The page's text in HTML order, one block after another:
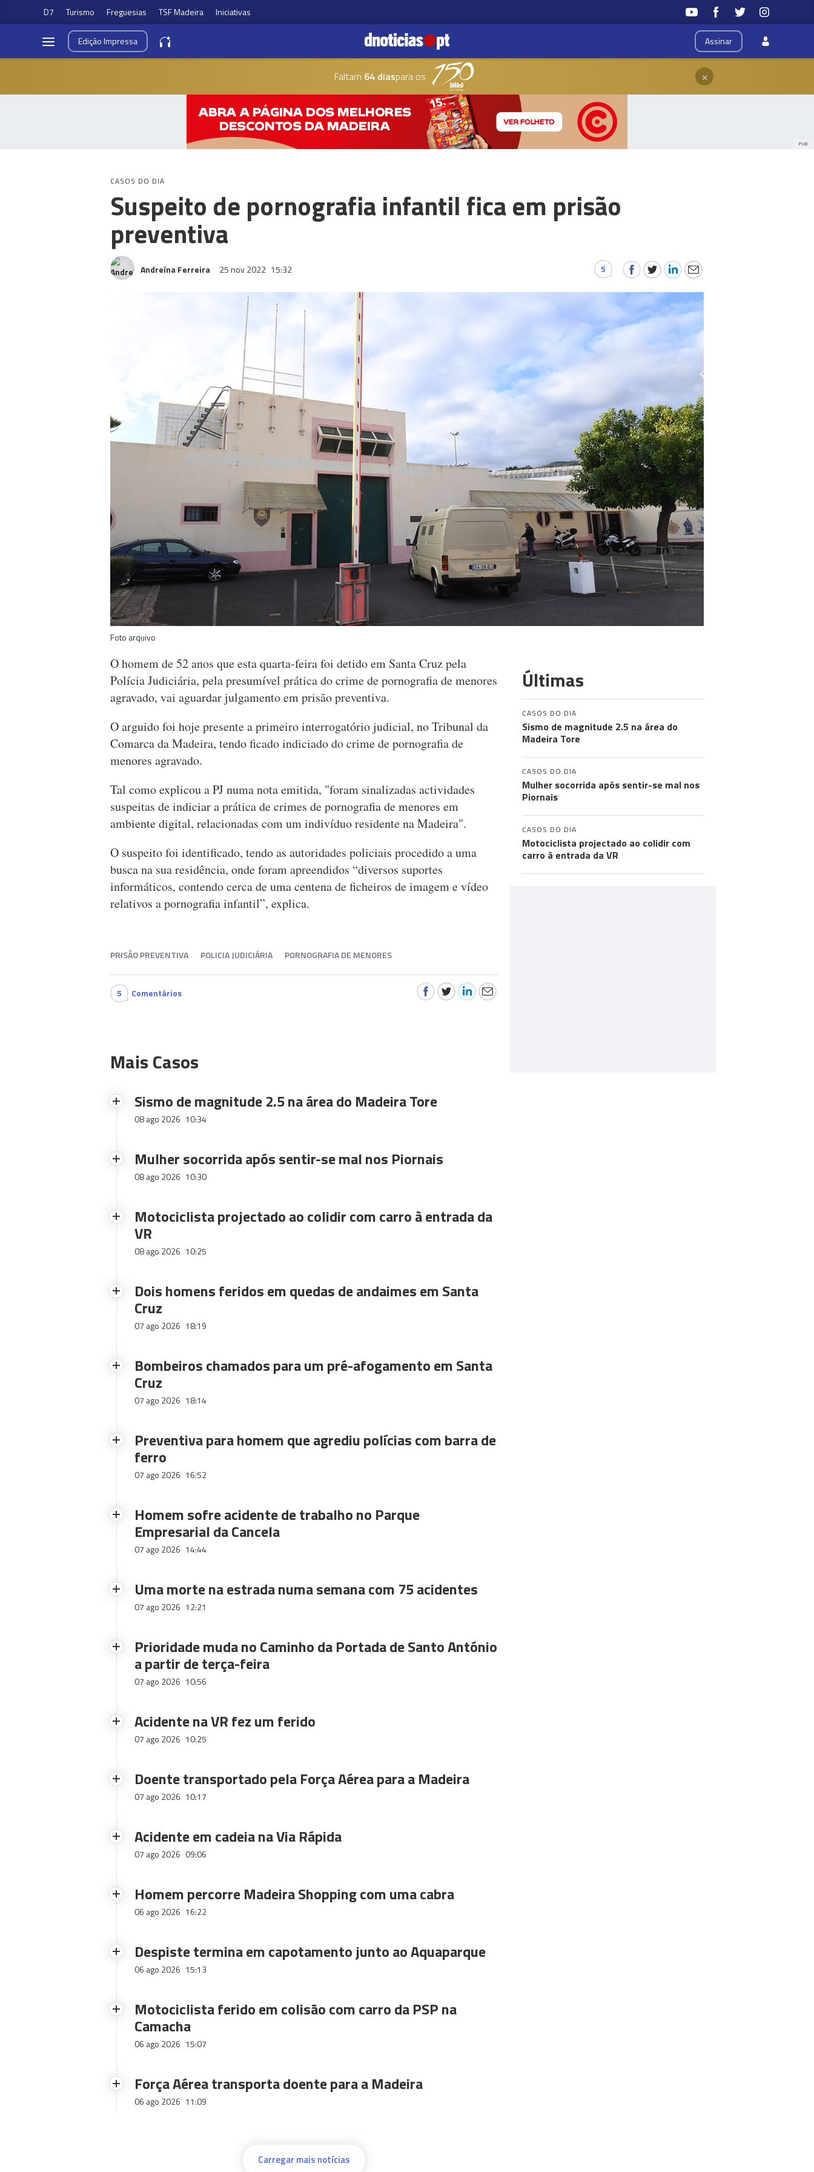
D7 Turismo Freguesias TSF Madeira Iniciativas
Assinar
EdiçãoImpressa
Faltam 64 diaspara os ×
PUB
CASOS DO DIA
Suspeito de pornografia infantil fica em prisão
preventiva
Andreína Ferreira 25 nov 2022 15:32 5
Foto arquivo
O homem de 52 anos que esta quarta-feira foi detido em Santa Cruz pela
Polícia Judiciária, pela presumível prática do crime de pornografia de menores
agravado, vai aguardar julgamento em prisão preventiva.
O arguido foi hoje presente a primeiro interrogatório judicial, no Tribunal da
Comarca da Madeira, tendo ficado indiciado do crime de pornografia de
menores agravado.
Tal como explicou a PJ numa nota emitida, "foram sinalizadas actividades
suspeitas de indiciar a prática de crimes de pornografia de menores em
ambiente digital, relacionadas com um indivíduo residente na Madeira".
O suspeito foi identificado, tendo as autoridades policiais procedido a uma
busca na sua residência, onde foram apreendidos “diversos suportes
informáticos, contendo cerca de uma centena de ficheiros de imagem e vídeo
relativos a pornografia infantil”, explica.
PRISÃO PREVENTIVA POLICIA JUDICIÁRIA PORNOGRAFIA DE MENORES
5 Comentários
Mais Casos
Sismo de magnitude 2.5 na área do Madeira Tore
08 ago 2026 10:34
Mulher socorrida após sentir-se mal nos Piornais
08 ago 2026 10:30
Motociclista projectado ao colidir com carro à entrada da
VR
08 ago 2026 10:25
Dois homens feridos em quedas de andaimes em Santa
Cruz
07 ago 2026 18:19
Bombeiros chamados para um pré-afogamento em Santa
Cruz
07 ago 2026 18:14
Preventiva para homem que agrediu polícias com barra de
ferro
07 ago 2026 16:52
Homem sofre acidente de trabalho no Parque
Empresarial da Cancela
07 ago 2026 14:44
Uma morte na estrada numa semana com 75 acidentes
07 ago 2026 12:21
Prioridade muda no Caminho da Portada de Santo António
a partir de terça-feira
07 ago 2026 10:56
Acidente na VR fez um ferido
07 ago 2026 10:25
Doente transportado pela Força Aérea para a Madeira
07 ago 2026 10:17
Acidente em cadeia na Via Rápida
07 ago 2026 09:06
Homem percorre Madeira Shopping com uma cabra
06 ago 2026 16:22
Despiste termina em capotamento junto ao Aquaparque
06 ago 2026 15:13
Motociclista ferido em colisão com carro da PSP na
Camacha
06 ago 2026 15:07
Força Aérea transporta doente para a Madeira
06 ago 2026 11:09
Carregar mais notícias
Últimas
CASOS DO DIA
Sismo de magnitude 2.5 na área do
Madeira Tore
CASOS DO DIA
Mulher socorrida após sentir-se mal nos
Piornais
CASOS DO DIA
Motociclista projectado ao colidir com
carro à entrada da VR